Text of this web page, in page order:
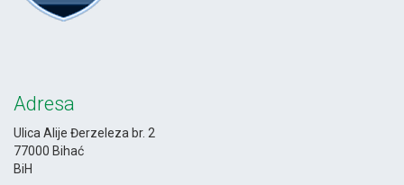
Adresa
Ulica Alije Đerzeleza br. 2
77000 Bihać
BiH